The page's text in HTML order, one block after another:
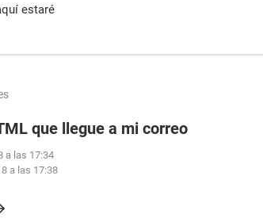
estaré
que llegue a mi correo
a las 17:34
a las 17:38